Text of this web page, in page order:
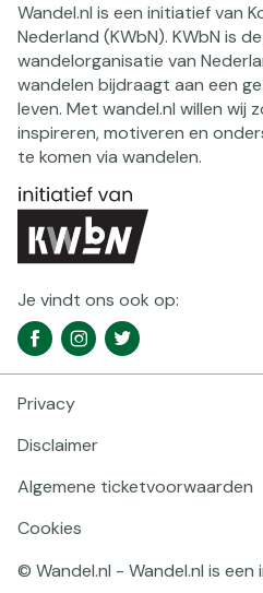
Wandel.nl is een initiatief van
Nederland (KWbN). KWbN is
wandelorganisatie van
wandelen bijdraagt aan een
leven. Met wandel.nl willen wij
inspireren, motiveren en
te komen via wandelen.
Je vindt ons ook op:
Social
media
FacebookInstagramTwitter
© Wandel.nl - Wandel.nl is een
Footer
navigatie
Privacy
Disclaimer
Algemene ticketvoorwaarden
Cookies